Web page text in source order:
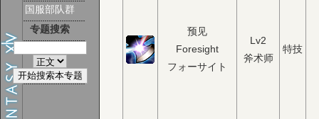
预见
Foresight
フォーサイト
Lv2
斧术师
特技
国服部队群
专题搜索